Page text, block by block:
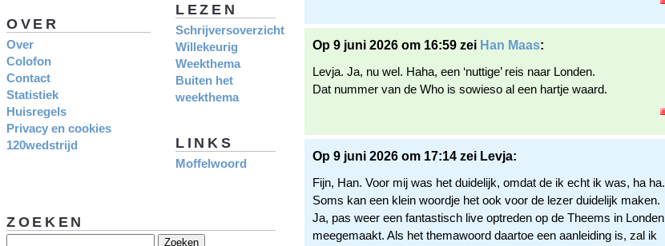
Op 9 juni 2026 om 16:59 zei Han Maas:
Levja. Ja, nu wel. Haha, een ‘nuttige’ reis naar Londen.
Dat nummer van de Who is sowieso al een hartje waard.
Op 9 juni 2026 om 17:14 zei Levja:
Fijn, Han. Voor mij was het duidelijk, omdat de ik echt ik was, ha ha.
Soms kan een klein woordje het ook voor de lezer duidelijk maken.
Ja, pas weer een fantastisch live optreden op de Theems in Londen
meegemaakt. Als het themawoord daartoe een aanleiding is, zal ik
LEZEN
Schrijversoverzicht
Willekeurig
Weekthema
Buiten het
weekthema
LINKS
Moffelwoord
OVER
Over
Colofon
Contact
Statistiek
Huisregels
Privacy en cookies
120wedstrijd
ZOEKEN